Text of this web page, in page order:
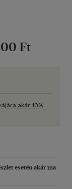
az író
leírja a korszak
Ft
akár 10%
esetén akár ma